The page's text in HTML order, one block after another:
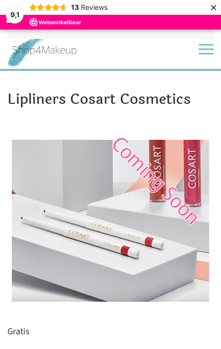
9,1
13 Reviews ×
Terug naar hoofdinhoud
Lipliners Cosart Cosmetics
Gratis